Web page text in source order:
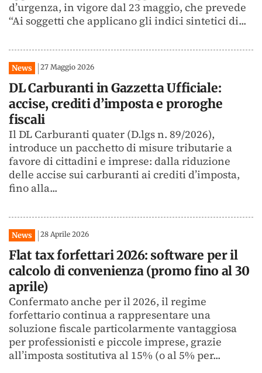
d’urgenza, in vigore dal 23 maggio, che prevede
“Ai soggetti che applicano gli indici sintetici di...
News 27 Maggio 2026
DL Carburanti in Gazzetta Ufficiale:
accise, crediti d’imposta e proroghe
fiscali
Il DL Carburanti quater (D.lgs n. 89/2026),
introduce un pacchetto di misure tributarie a
favore di cittadini e imprese: dalla riduzione
delle accise sui carburanti ai crediti d’imposta,
fino alla...
News 28 Aprile 2026
Flat tax forfettari 2026: software per il
calcolo di convenienza (promo fino al 30
aprile)
Confermato anche per il 2026, il regime
forfettario continua a rappresentare una
soluzione fiscale particolarmente vantaggiosa
per professionisti e piccole imprese, grazie
all’imposta sostitutiva al 15% (o al 5% per...